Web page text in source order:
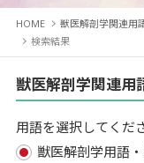
HOME 獣医解剖学関連用
検索結果
獣医解剖学関連用
用語を選択してくだ
獣医解剖学用語